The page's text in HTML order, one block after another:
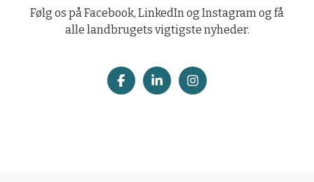
Følg os på Facebook, LinkedIn og Instagram og få
alle landbrugets vigtigste nyheder.